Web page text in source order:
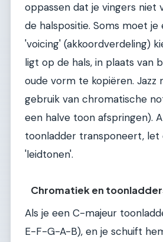
oppassen dat je vingers niet
de halspositie. Soms moet je
'voicing' (akkoordverdeling)
ligt op de hals, in plaats van
oude vorm te kopiëren. Jazz
gebruik van chromatische
een halve toon afspringen).
toonladder transponeert, let
'leidtonen'.
Chromatiek en
Als je een C-majeur
E-F-G-A-B), en je schuift